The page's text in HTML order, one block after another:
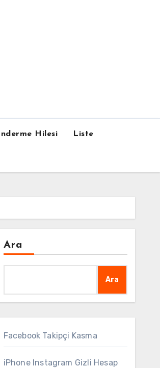
Hilesi Liste
Ara
Ara
Facebook Takipçi Kasma
iPhone Instagram Gizli Hesap